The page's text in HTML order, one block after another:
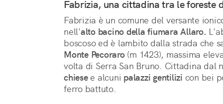
Fabrizia, una cittadina tra le foreste
Fabrizia è un comune del versante
nell'alto bacino della fiumara Allaro.
Monte Pecoraro (m 1423), massima
chiese e alcuni palazzi gentilizi con bei
ferro battuto.